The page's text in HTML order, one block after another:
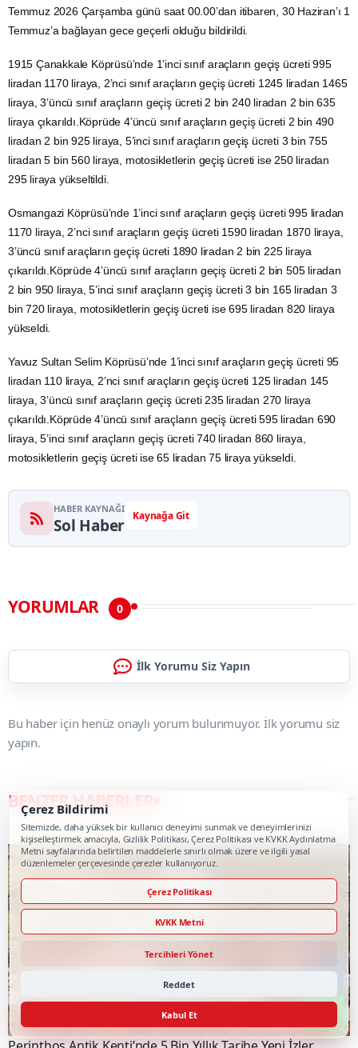
Temmuz 2026 Çarşamba günü saat 00.00’dan itibaren, 30 Haziran’ı 1
Temmuz’a bağlayan gece geçerli olduğu bildirildi.
1915 Çanakkale Köprüsü’nde 1’inci sınıf araçların geçiş ücreti 995
liradan 1170 liraya, 2’nci sınıf araçların geçiş ücreti 1245 liradan 1465
liraya, 3’üncü sınıf araçların geçiş ücreti 2 bin 240 liradan 2 bin 635
liraya çıkarıldı.Köprüde 4’üncü sınıf araçların geçiş ücreti 2 bin 490
liradan 2 bin 925 liraya, 5’inci sınıf araçların geçiş ücreti 3 bin 755
liradan 5 bin 560 liraya, motosikletlerin geçiş ücreti ise 250 liradan
295 liraya yükseltildi.
Osmangazi Köprüsü’nde 1’inci sınıf araçların geçiş ücreti 995 liradan
1170 liraya, 2’nci sınıf araçların geçiş ücreti 1590 liradan 1870 liraya,
3’üncü sınıf araçların geçiş ücreti 1890 liradan 2 bin 225 liraya
çıkarıldı.Köprüde 4’üncü sınıf araçların geçiş ücreti 2 bin 505 liradan
2 bin 950 liraya, 5’inci sınıf araçların geçiş ücreti 3 bin 165 liradan 3
bin 720 liraya, motosikletlerin geçiş ücreti ise 695 liradan 820 liraya
yükseldi.
Yavuz Sultan Selim Köprüsü’nde 1’inci sınıf araçların geçiş ücreti 95
liradan 110 liraya, 2’nci sınıf araçların geçiş ücreti 125 liradan 145
liraya, 3’üncü sınıf araçların geçiş ücreti 235 liradan 270 liraya
çıkarıldı.Köprüde 4’üncü sınıf araçların geçiş ücreti 595 liradan 690
liraya, 5’inci sınıf araçların geçiş ücreti 740 liradan 860 liraya,
motosikletlerin geçiş ücreti ise 65 liradan 75 liraya yükseldi.
HABER KAYNAĞI
Sol Haber Kaynağa Git
YORUMLAR 0
İlk Yorumu Siz Yapın
Bu haber için henüz onaylı yorum bulunmuyor. İlk yorumu siz
yapın.
BENZER HABERLER
Çerez Bildirimi
Sitemizde, daha yüksek bir kullanıcı deneyimi sunmak ve deneyimlerinizi
kişiselleştirmek amacıyla, Gizlilik Politikası, Çerez Politikası ve KVKK Aydınlatma
Metni sayfalarında belirtilen maddelerle sınırlı olmak üzere ve ilgili yasal
düzenlemeler çerçevesinde çerezler kullanıyoruz.
Çerez Politikası
KVKK Metni
Tercihleri Yönet
Reddet
Kabul Et